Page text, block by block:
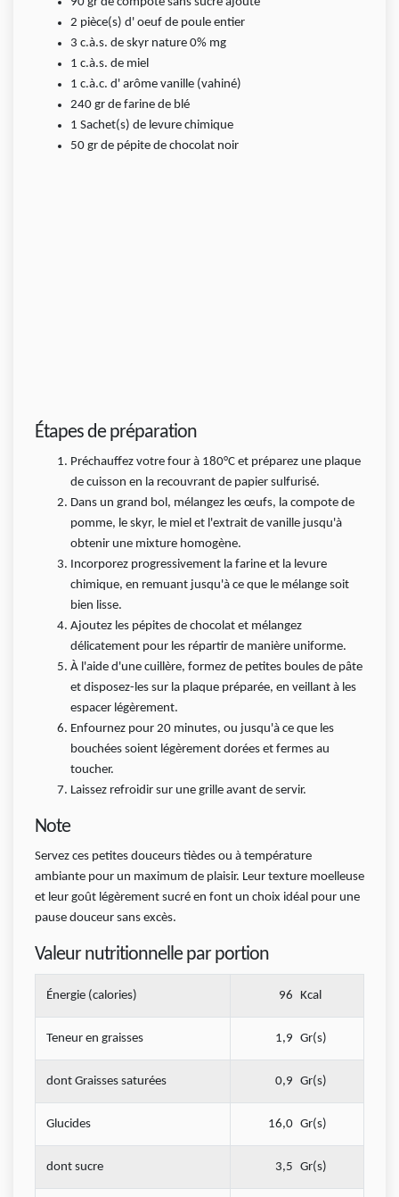
2 pièce(s) d' oeuf de poule entier
3 c.à.s. de skyr nature 0% mg
1 c.à.s. de miel
1 c.à.c. d' arôme vanille (vahiné)
240 gr de farine de blé
1 Sachet(s) de levure chimique
50 gr de pépite de chocolat noir
Étapes de préparation
Préchauffez votre four à 180°C et préparez une plaque
de cuisson en la recouvrant de papier sulfurisé.
Dans un grand bol, mélangez les œufs, la compote de
pomme, le skyr, le miel et l'extrait de vanille jusqu'à
obtenir une mixture homogène.
Incorporez progressivement la farine et la levure
chimique, en remuant jusqu'à ce que le mélange soit
bien lisse.
Ajoutez les pépites de chocolat et mélangez
délicatement pour les répartir de manière uniforme.
À l'aide d'une cuillère, formez de petites boules de pâte
et disposez-les sur la plaque préparée, en veillant à les
espacer légèrement.
Enfournez pour 20 minutes, ou jusqu'à ce que les
bouchées soient légèrement dorées et fermes au
toucher.
Laissez refroidir sur une grille avant de servir.
Note
Servez ces petites douceurs tièdes ou à température
ambiante pour un maximum de plaisir. Leur texture moelleuse
et leur goût légèrement sucré en font un choix idéal pour une
pause douceur sans excès.
Valeur nutritionnelle par portion
Énergie (calories) 96 Kcal
Teneur en graisses 1,9 Gr(s)
dont Graisses saturées 0,9 Gr(s)
Glucides 16,0 Gr(s)
dont sucre 3,5 Gr(s)